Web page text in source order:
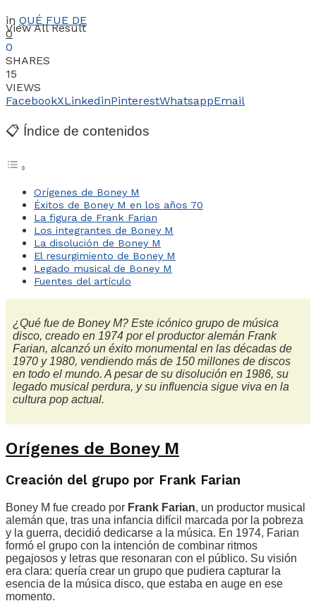
View All Result
in QUÉ FUE DE
0
0
SHARES
15
VIEWS
FacebookXLinkedinPinterestWhatsappEmail
📋 Índice de contenidos
Orígenes de Boney M
Éxitos de Boney M en los años 70
La figura de Frank Farian
Los integrantes de Boney M
La disolución de Boney M
El resurgimiento de Boney M
Legado musical de Boney M
Fuentes del artículo
¿Qué fue de Boney M? Este icónico grupo de música
disco, creado en 1974 por el productor alemán Frank
Farian, alcanzó un éxito monumental en las décadas de
1970 y 1980, vendiendo más de 150 millones de discos
en todo el mundo. A pesar de su disolución en 1986, su
legado musical perdura, y su influencia sigue viva en la
cultura pop actual.
Orígenes de Boney M
Creación del grupo por Frank Farian
Boney M fue creado por Frank Farian, un productor musical
alemán que, tras una infancia difícil marcada por la pobreza
y la guerra, decidió dedicarse a la música. En 1974, Farian
formó el grupo con la intención de combinar ritmos
pegajosos y letras que resonaran con el público. Su visión
era clara: quería crear un grupo que pudiera capturar la
esencia de la música disco, que estaba en auge en ese
momento.